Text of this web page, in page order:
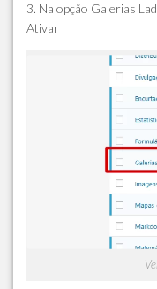
3. Na opção Galerias
Ativar